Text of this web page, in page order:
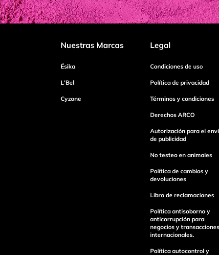
Tu nombre
Dirección de email
Nuestras Marcas
Ésika
L'Bel
Cyzone
Legal
Condiciones de uso
Política de privacidad
Términos y condiciones
Derechos ARCO
Autorización para el
de publicidad
No testeo en animales
Política de cambios y
devoluciones
Libro de reclamaciones
Política antisoborno y
anticorrupción para
negocios y transacciones
internacionales.
Política autocontrol y